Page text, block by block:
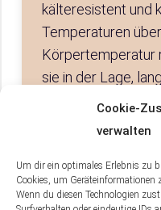
Cookie-
verwalten
Um dir ein optimales Erlebnis zu
Cookies, um
Wenn du diesen Technologien
kälteresistent und
Temperaturen
Körpertemperatur
sie in der Lage,
auszukommen, da
Nahrung
Gefahr schnell im